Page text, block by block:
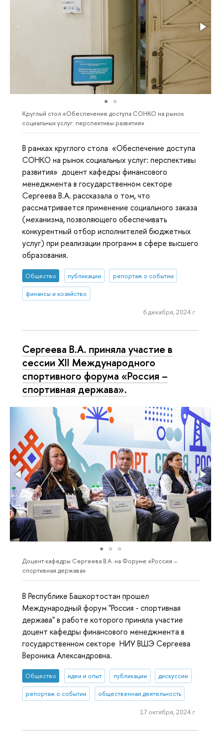
Круглый стол «Обеспечение доступа СОНКО на рынок
социальных услуг: перспективы развития»
В рамках круглого стола «Обеспечение доступа
СОНКО на рынок социальных услуг: перспективы
развития» доцент кафедры финансового
менеджмента в государственном секторе
Сергеева В.А. рассказала о том, что
рассматривается применение социального заказа
(механизма, позволяющего обеспечивать
конкурентный отбор исполнителей бюджетных
услуг) при реализации программ в сфере высшего
образования.
Общество публикации репортаж о событии
финансы и хозяйство
6 декабря, 2024 г.
Сергеева В.А. приняла участие в
сессии XII Международного
спортивного форума «Россия –
спортивная держава».
Доцент кафедры Сергеева В.А. на Форуме «Россия –
спортивная держава»
В Республике Башкортостан прошел
Международный форум "Россия - спортивная
держава" в работе которого приняла участие
доцент кафедры финансового менеджмента в
государственном секторе НИУ ВШЭ Сергеева
Вероника Александровна.
Общество идеи и опыт публикации дискуссии
репортаж о событии общественная деятельность
17 октября, 2024 г.